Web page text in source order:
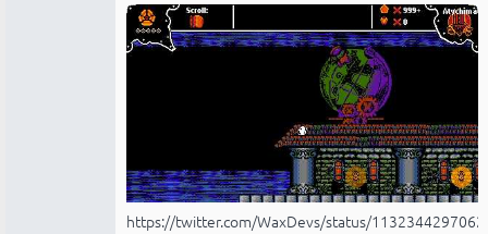
https://twitter.com/WaxDevs/status/